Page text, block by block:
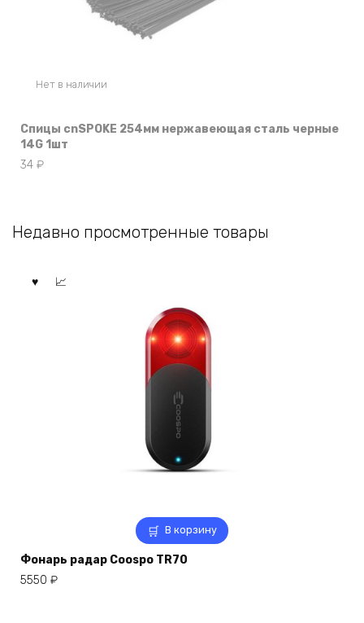
Нет в наличии
Спицы cnSPOKE 254мм нержавеющая сталь черные
14G 1шт
34 ₽
Недавно просмотренные товары
В корзину
Фонарь радар Coospo TR70
5550 ₽